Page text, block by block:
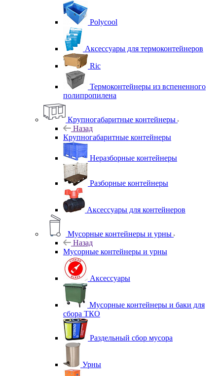
Polycool
Аксессуары для термоконтейнеров
Ric
Термоконтейнеры из вспененного
полипропилена
Крупногабаритные контейнеры
Назад
Крупногабаритные контейнеры
Неразборные контейнеры
Разборные контейнеры
Аксессуары для контейнеров
Мусорные контейнеры и урны
Назад
Мусорные контейнеры и урны
Аксессуары
Мусорные контейнеры и баки для
сбора ТКО
Раздельный сбор мусора
Урны